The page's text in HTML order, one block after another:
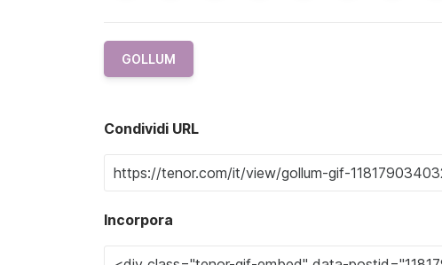
GOLLUM
Condividi URL
Incorpora